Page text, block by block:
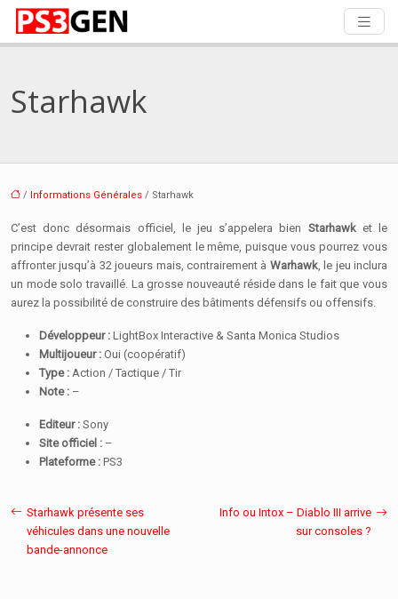
Starhawk
/ Informations Générales / Starhawk
C’est donc désormais officiel, le jeu s’appelera bien Starhawk et le
principe devrait rester globalement le même, puisque vous pourrez vous
affronter jusqu’à 32 joueurs mais, contrairement à Warhawk, le jeu inclura
un mode solo travaillé. La grosse nouveauté réside dans le fait que vous
aurez la possibilité de construire des bâtiments défensifs ou offensifs.
Développeur : LightBox Interactive & Santa Monica Studios
Multijoueur : Oui (coopératif)
Type : Action / Tactique / Tir
Note : –
Editeur : Sony
Site officiel : –
Plateforme : PS3
Starhawk présente ses
véhicules dans une nouvelle
bande-annonce
Info ou Intox – Diablo III arrive
sur consoles ?